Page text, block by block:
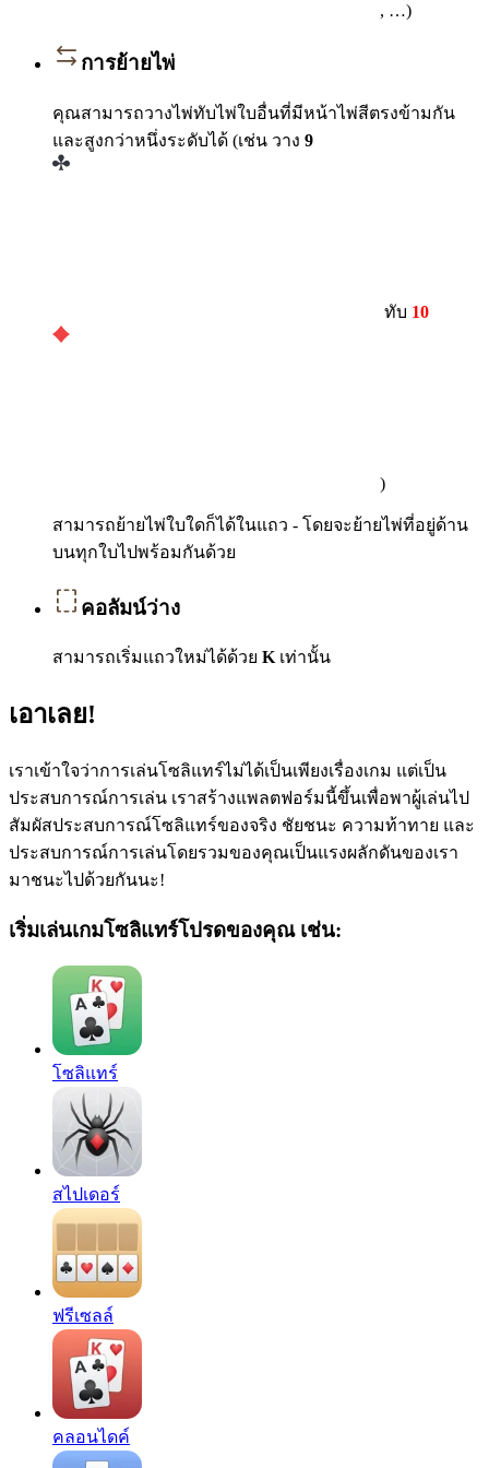
, …)
การย้ายไพ่
คุณสามารถวางไพ่ทับไพ่ใบอื่นที่มีหน้าไพ่สีตรงข้ามกัน
และสูงกว่าหนึ่งระดับได้ (เช่น วาง 9
ทับ 10
)
สามารถย้ายไพ่ใบใดก็ได้ในแถว - โดยจะย้ายไพ่ที่อยู่ด้าน
บนทุกใบไปพร้อมกันด้วย
คอลัมน์ว่าง
สามารถเริ่มแถวใหม่ได้ด้วย K เท่านั้น
เอาเลย!
เราเข้าใจว่าการเล่นโซลิแทร์ไม่ได้เป็นเพียงเรื่องเกม แต่เป็น
ประสบการณ์การเล่น เราสร้างแพลตฟอร์มนี้ขึ้นเพื่อพาผู้เล่นไป
สัมผัสประสบการณ์โซลิแทร์ของจริง ชัยชนะ ความท้าทาย และ
ประสบการณ์การเล่นโดยรวมของคุณเป็นแรงผลักดันของเรา
มาชนะไปด้วยกันนะ!
เริ่มเล่นเกมโซลิแทร์โปรดของคุณ เช่น:
โซลิแทร์
สไปเดอร์
ฟรีเซลล์
คลอนไดค์